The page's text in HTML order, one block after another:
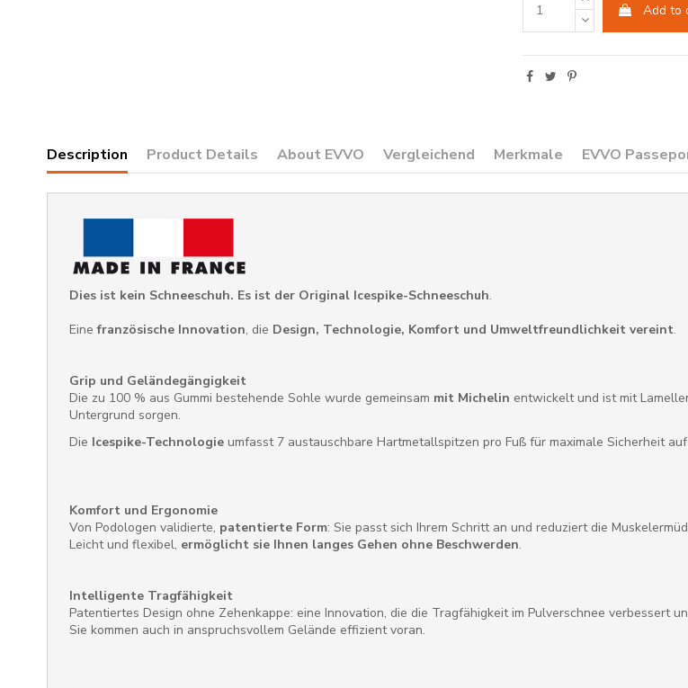
Add to
Description Product Details About EVVO Vergleichend Merkmale EVVO
Dies ist kein Schneeschuh. Es ist der Original Icespike-Schneeschuh.
Einefranzösische Innovation, die Design, Technologie, Komfort und Umweltfreundlichkeit vereint.
Grip und Geländegängigkeit
Die zu 100 % aus Gummi bestehende Sohle wurde gemeinsam mit Michelin entwickelt und ist mit
Untergrund sorgen.
Die Icespike-Technologie umfasst 7 austauschbare Hartmetallspitzen pro Fuß für maximale Sicherheit auf
Komfort und Ergonomie
Von Podologen validierte, patentierte Form: Sie passt sich Ihrem Schritt an und reduziert die
Leicht und flexibel, ermöglicht sie Ihnen langes Gehen ohne Beschwerden.
Intelligente Tragfähigkeit
Patentiertes Design ohne Zehenkappe: eine Innovation, die die Tragfähigkeit im Pulverschnee verbessert
Sie kommen auch in anspruchsvollem Gelände effizient voran.